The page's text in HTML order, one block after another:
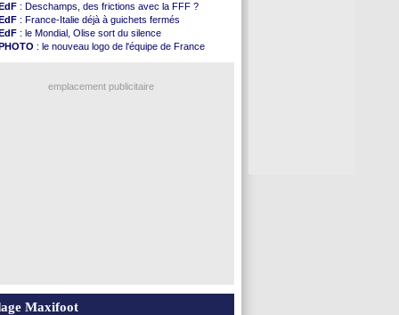
: Deschamps, des frictions avec la FFF ?
: France-Italie déjà à guichets fermés
: le Mondial, Olise sort du silence
: le nouveau logo de l'équipe de France
: Zidane pense déjà à un retour de Mendy
emplacement publicitaire
Maxifoot